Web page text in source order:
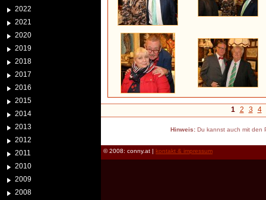
2022
2021
2020
2019
2018
2017
2016
2015
2014
2013
2012
2011
2010
2009
2008
1 2 3 4
Hinweis:Du kannst auch mit den
© 2008: conny.at | kontakt & impressum